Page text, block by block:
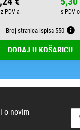
Broj stranica ispisa 550
DODAJ U KOŠARICU
o novim